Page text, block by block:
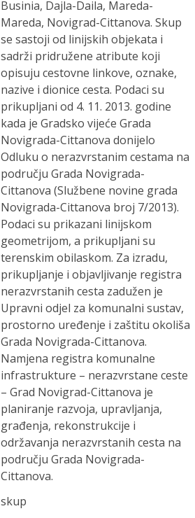
Businia, Dajla-Daila, Mareda-
Mareda, Novigrad-Cittanova. Skup
se sastoji od linijskih objekata i
sadrži pridružene atribute koji
opisuju cestovne linkove, oznake,
nazive i dionice cesta. Podaci su
prikupljani od 4. 11. 2013. godine
kada je Gradsko vijeće Grada
Novigrada-Cittanova donijelo
Odluku o nerazvrstanim cestama na
području Grada Novigrada-
Cittanova (Službene novine grada
Novigrada-Cittanova broj 7/2013).
Podaci su prikazani linijskom
geometrijom, a prikupljani su
terenskim obilaskom. Za izradu,
prikupljanje i objavljivanje registra
nerazvrstanih cesta zadužen je
Upravni odjel za komunalni sustav,
prostorno uređenje i zaštitu okoliša
Grada Novigrada-Cittanova.
Namjena registra komunalne
infrastrukture – nerazvrstane ceste
– Grad Novigrad-Cittanova je
planiranje razvoja, upravljanja,
građenja, rekonstrukcije i
održavanja nerazvrstanih cesta na
području Grada Novigrada-
Cittanova.
skup